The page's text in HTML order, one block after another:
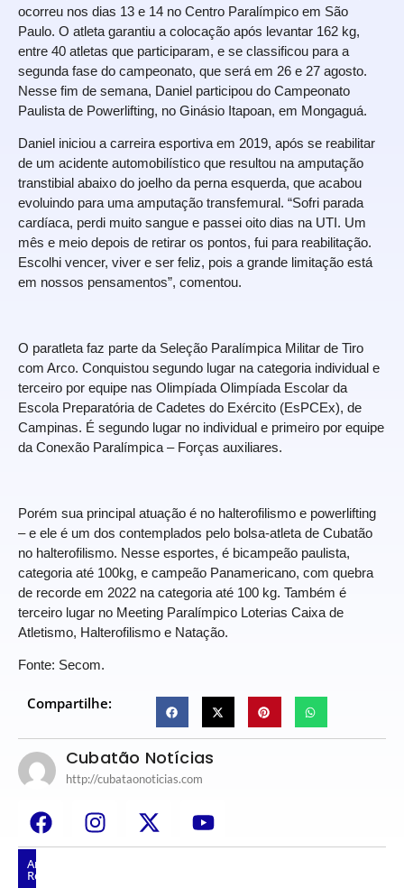
ocorreu nos dias 13 e 14 no Centro Paralímpico em São
Paulo. O atleta garantiu a colocação após levantar 162 kg,
entre 40 atletas que participaram, e se classificou para a
segunda fase do campeonato, que será em 26 e 27 agosto.
Nesse fim de semana, Daniel participou do Campeonato
Paulista de Powerlifting, no Ginásio Itapoan, em Mongaguá.
Daniel iniciou a carreira esportiva em 2019, após se reabilitar
de um acidente automobilístico que resultou na amputação
transtibial abaixo do joelho da perna esquerda, que acabou
evoluindo para uma amputação transfemural. “Sofri parada
cardíaca, perdi muito sangue e passei oito dias na UTI. Um
mês e meio depois de retirar os pontos, fui para reabilitação.
Escolhi vencer, viver e ser feliz, pois a grande limitação está
em nossos pensamentos”, comentou.
O paratleta faz parte da Seleção Paralímpica Militar de Tiro
com Arco. Conquistou segundo lugar na categoria individual e
terceiro por equipe nas Olimpíada Olimpíada Escolar da
Escola Preparatória de Cadetes do Exército (EsPCEx), de
Campinas. É segundo lugar no individual e primeiro por equipe
da Conexão Paralímpica – Forças auxiliares.
Porém sua principal atuação é no halterofilismo e powerlifting
– e ele é um dos contemplados pelo bolsa-atleta de Cubatão
no halterofilismo. Nesse esportes, é bicampeão paulista,
categoria até 100kg, e campeão Panamericano, com quebra
de recorde em 2022 na categoria até 100 kg. Também é
terceiro lugar no Meeting Paralímpico Loterias Caixa de
Atletismo, Halterofilismo e Natação.
Fonte: Secom.
Compartilhe:
Cubatão Notícias
http://cubataonoticias.com
Artigos
Relacionados